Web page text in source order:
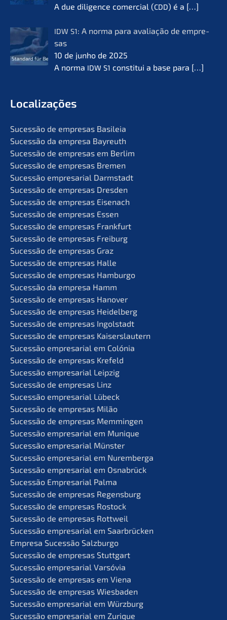
A due diligence comer­cial (CDD) é a […]
IDW S1: A norma para avalia­ção de empre­
sas
10 de junho de 2025
A norma IDW S1 consti­tui a base para […]
Locali­za­ções
Suces­são de empre­sas Basileia
Suces­são da empre­sa Bayreuth
Suces­são de empre­sas em Berlim
Suces­são de empre­sas Bremen
Suces­são empre­sa­ri­al Darmstadt
Suces­são de empre­sas Dresden
Suces­são de empre­sas Eisenach
Suces­são de empre­sas Essen
Suces­são de empre­sas Frankfurt
Suces­são de empre­sas Freiburg
Suces­são de empre­sas Graz
Suces­são de empre­sas Halle
Suces­são de empre­sas Hamburgo
Suces­são da empre­sa Hamm
Suces­são de empre­sas Hanover
Suces­são de empre­sas Heidelberg
Suces­são de empre­sas Ingolstadt
Suces­são de empre­sas Kaiserslautern
Suces­são empre­sa­ri­al em Colónia
Suces­são de empre­sas Krefeld
Suces­são empre­sa­ri­al Leipzig
Suces­são de empre­sas Linz
Suces­são empre­sa­ri­al Lübeck
Suces­são de empre­sas Milão
Suces­são de empre­sas Memmingen
Suces­são empre­sa­ri­al em Munique
Suces­são empre­sa­ri­al Münster
Suces­são empre­sa­ri­al em Nuremberga
Suces­são empre­sa­ri­al em Osnabrück
Suces­são Empre­sa­ri­al Palma
Suces­são de empre­sas Regensburg
Suces­são de empre­sas Rostock
Suces­são de empre­sas Rottweil
Suces­são empre­sa­ri­al em Saarbrücken
Empre­sa Suces­são Salzburgo
Suces­são de empre­sas Stuttgart
Suces­são empre­sa­ri­al Varsóvia
Suces­são de empre­sas em Viena
Suces­são de empre­sas Wiesbaden
Suces­são empre­sa­ri­al em Würzburg
Suces­são empre­sa­ri­al em Zurique